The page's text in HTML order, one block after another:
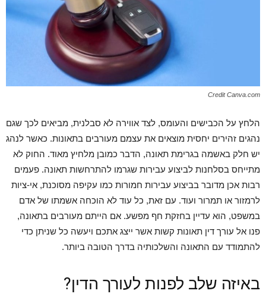
Credit Canva.com
הלחץ על הכבישים והעומס, לצד אווירה לא סבלנית, מביאים לכך שגם
נהגים זהירים יחסית מוצאים את עצמם מעורבים בתאונות. כאשר לנהג
יש חלק באשמה בגרימת תאונה, הדבר כמובן מלחיץ מאוד. החוק לא
מתייחס בסלחנות לביצוע עבירות שגרמו להתרחשות תאונה. פעמים
רבות אכן מדובר בביצוע עבירות חמורות כמו עקיפה מסוכנת, אי-ציות
לרמזור או תמרור ועוד. עם זאת, כל עוד לא הוכחה אשמתו של אדם
במשפט, הוא עדיין בחזקת חף מפשע. אם הייתם מעורבים בתאונה,
פנו אל עורך דין תאונות קשות אשר ייצג אתכם ויעשה כל שניתן כדי
להתמודד עם התאונה והשלכותיה בדרך הטובה ביותר.
באיזה שלב לפנות לעורך הדין?